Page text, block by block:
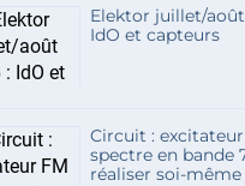
Elektor juillet/août
IdO et capteurs
Circuit :
spectre en bande
réaliser soi-même